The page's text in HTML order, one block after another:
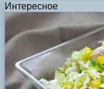
Интересное